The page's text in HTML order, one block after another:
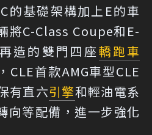
的基礎架構加上E的車
將C-Class Coupe和E-
造的雙門四座轎跑車
CLE首款AMG車型CLE
有直六引擎和輕油電系
向等配備，進一步強化